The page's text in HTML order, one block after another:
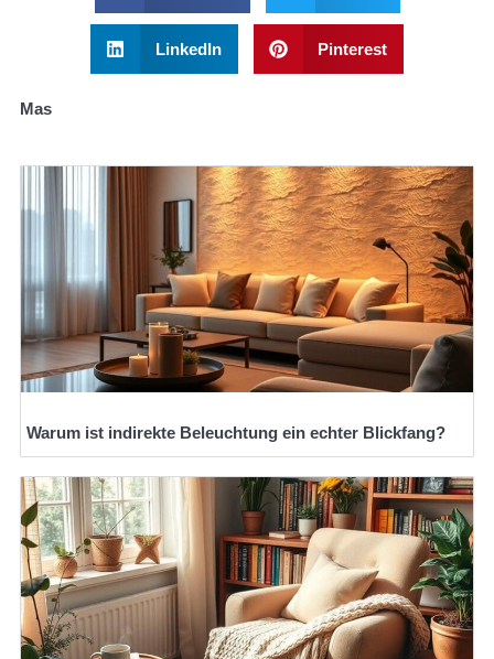
LinkedIn Pinterest
Mas
Warum ist indirekte Beleuchtung ein echter Blickfang?